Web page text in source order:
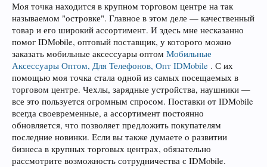
Моя точка находится в крупном торговом центре на так
называемом "островке". Главное в этом деле — качественный
товар и его широкий ассортимент. И здесь мне несказанно
помог IDMobile, оптовый поставщик, у которого можно
заказать мобильные аксессуары оптом Мобильные
Аксессуары Оптом, Для Телефонов, Опт IDMobile . С их
помощью моя точка стала одной из самых посещаемых в
торговом центре. Чехлы, зарядные устройства, наушники —
все это пользуется огромным спросом. Поставки от IDMobile
всегда своевременные, а ассортимент постоянно
обновляется, что позволяет предложить покупателям
последние новинки. Если вы также думаете о развитии
бизнеса в крупных торговых центрах, обязательно
рассмотрите возможность сотрудничества с IDMobile.